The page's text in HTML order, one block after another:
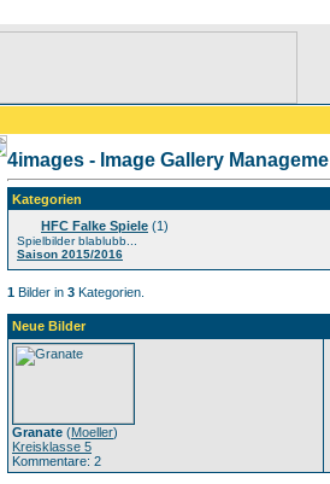
4images - Image Gallery
Kategorien
HFC Falke Spiele (1)
Spielbilder blablubb...
Saison 2015/2016
1 Bilder in 3 Kategorien.
Neue Bilder
Granate (Moeller)
Kreisklasse 5
Kommentare: 2